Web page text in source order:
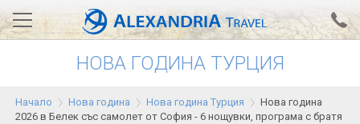
Вход за агенти Проверка на резервация
АЛЕКСАНДРИЯ хотели
НОВА ГОДИНА ТУРЦИЯ
Начало Нова година Нова година Турция
Нова година
2026 в Белек със самолет от София - 6 нощувки, програма с братя